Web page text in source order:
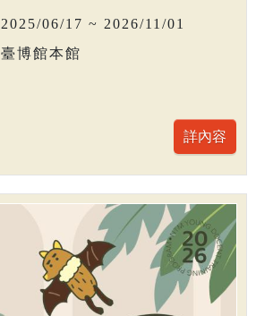
2025/06/17 ~ 2026/11/01
臺博館本館